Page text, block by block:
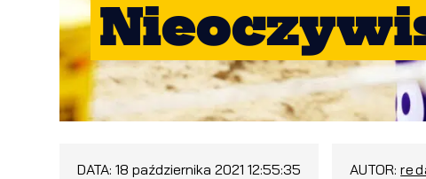
DATA:18 października 2021 12:55:35 AUTOR: